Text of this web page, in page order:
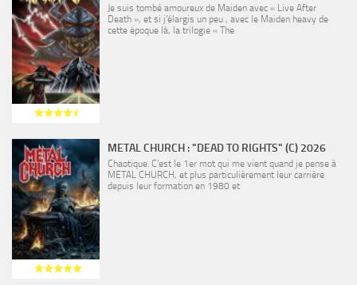
Je suis tombé amoureux de Maiden avec « Live After
Death », et si j’élargis un peu , avec le Maiden heavy de
cette époque là, la trilogie « The
METAL CHURCH : "DEAD TO RIGHTS" (C) 2026
Chaotique. C’est le 1er mot qui me vient quand je pense à
METAL CHURCH, et plus particulièrement leur carrière
depuis leur formation en 1980 et